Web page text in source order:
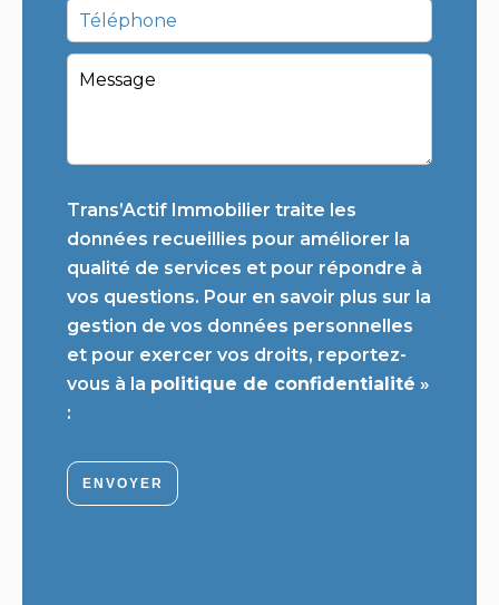
Trans’Actif Immobilier traite les
données recueillies pour améliorer la
qualité de services et pour répondre à
vos questions. Pour en savoir plus sur la
gestion de vos données personnelles
et pour exercer vos droits, reportez-
vous à la politique de confidentialité »
:
ENVOYER